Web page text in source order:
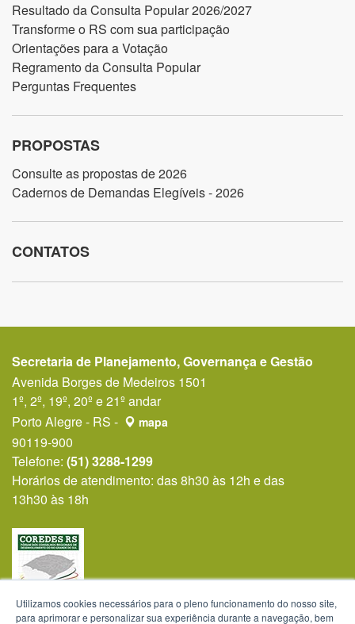
Resultado da Consulta Popular 2026/2027
Transforme o RS com sua participação
Orientações para a Votação
Regramento da Consulta Popular
Perguntas Frequentes
PROPOSTAS
Consulte as propostas de 2026
Cadernos de Demandas Elegíveis - 2026
CONTATOS
Secretaria de Planejamento, Governança e Gestão
Avenida Borges de Medeiros 1501
1º, 2º, 19º, 20º e 21º andar
Porto Alegre - RS -
mapa
90119-900
Telefone: (51) 3288-1299
Horários de atendimento: das 8h30 às 12h e das
13h30 às 18h
Utilizamos cookies necessários para o pleno funcionamento do nosso site,
para aprimorar e personalizar sua experiência durante a navegação, bem